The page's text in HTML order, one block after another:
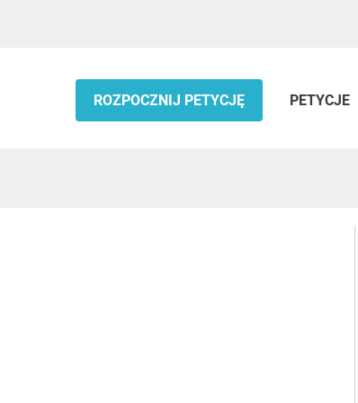
ROZPOCZNIJ PETYCJĘ PETYCJE